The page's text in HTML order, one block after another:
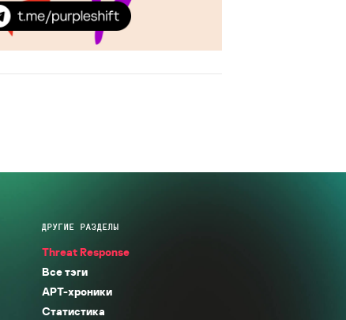
ДРУГИЕ РАЗДЕЛЫ
Threat Response
Все тэги
APT-хроники
Статистика